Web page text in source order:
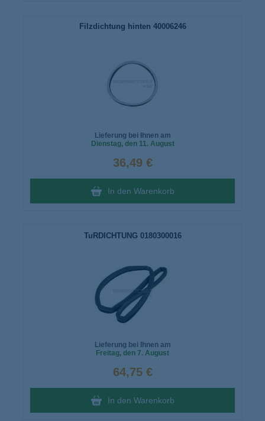
Filzdichtung hinten 40006246
Lieferung bei Ihnen am
Dienstag, den 11. August
36,49 €
In den Warenkorb
TuRDICHTUNG 0180300016
Lieferung bei Ihnen am
Freitag, den 7. August
64,75 €
In den Warenkorb